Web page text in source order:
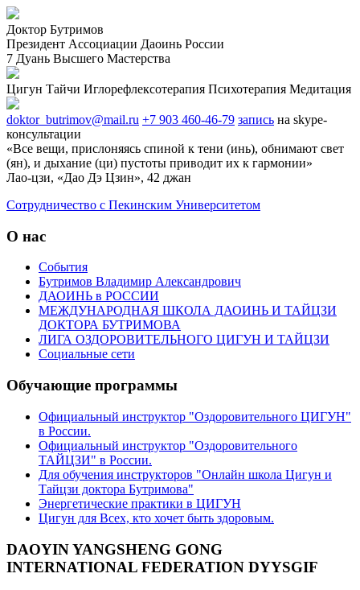
Доктор Бутримов
Президент Ассоциации Даоинь России
7 Дуань Высшего Мастерства
Цигун Тайчи Иглорефлексотерапия Психотерапия Медитация
doktor_butrimov@mail.ru +7 903 460-46-79 запись на skype-
консультации
«Все вещи, прислоняясь спиной к тени (инь), обнимают свет
(ян), и дыхание (ци) пустоты приводит их к гармонии»
Лао-цзи, «Дао Дэ Цзин», 42 джан
Cотрудничество с Пекинским Университетом
О нас
События
Бутримов Владимир Александрович
ДАОИНЬ в РОССИИ
МЕЖДУНАРОДНАЯ ШКОЛА ДАОИНЬ И ТАЙЦЗИ
ДОКТОРА БУТРИМОВА
ЛИГА ОЗДОРОВИТЕЛЬНОГО ЦИГУН И ТАЙЦЗИ
Социальные сети
Обучающие программы
Официальный инструктор "Оздоровительного ЦИГУН"
в России.
Официальный инструктор "Оздоровительного
ТАЙЦЗИ" в России.
Для обучения инструкторов "Онлайн школа Цигун и
Тайцзи доктора Бутримова"
Энергетические практики в ЦИГУН
Цигун для Всех, кто хочет быть здоровым.
DAOYIN YANGSHENG GONG
INTERNATIONAL FEDERATION DYYSGIF